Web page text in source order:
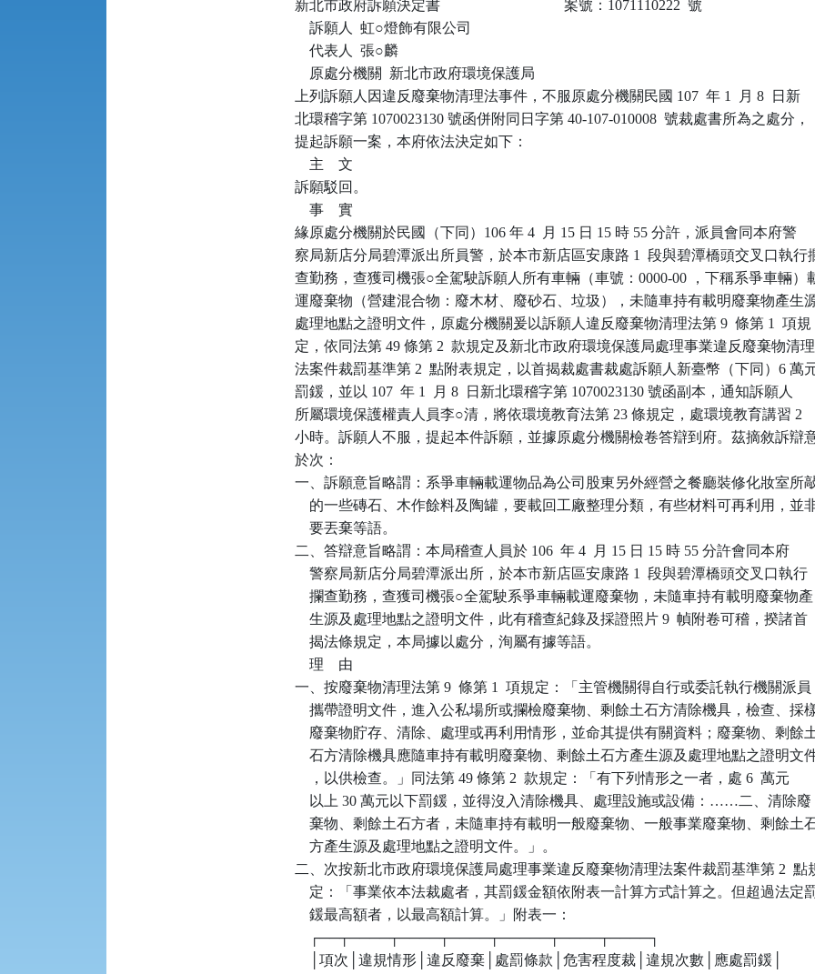
新北市政府訴願決定書                                  案號：1071110222  號
    訴願人  虹○燈飾有限公司
    代表人  張○麟
    原處分機關  新北市政府環境保護局
上列訴願人因違反廢棄物清理法事件，不服原處分機關民國 107  年 1  月 8  日新
北環稽字第 1070023130 號函併附同日字第 40-107-010008  號裁處書所為之處分，
提起訴願一案，本府依法決定如下：
    主    文
訴願駁回。
    事    實
緣原處分機關於民國（下同）106 年 4  月 15 日 15 時 55 分許，派員會同本府警
察局新店分局碧潭派出所員警，於本市新店區安康路 1  段與碧潭橋頭交叉口執行
查勤務，查獲司機張○全駕駛訴願人所有車輛（車號：0000-00 ，下稱系爭車輛）
運廢棄物（營建混合物：廢木材、廢砂石、垃圾），未隨車持有載明廢棄物產生
處理地點之證明文件，原處分機關爰以訴願人違反廢棄物清理法第 9  條第 1  項規
定，依同法第 49 條第 2  款規定及新北市政府環境保護局處理事業違反廢棄物清理
法案件裁罰基準第 2  點附表規定，以首揭裁處書裁處訴願人新臺幣（下同）6 萬
罰鍰，並以 107  年 1  月 8  日新北環稽字第 1070023130 號函副本，通知訴願人
所屬環境保護權責人員李○清，將依環境教育法第 23 條規定，處環境教育講習 2
小時。訴願人不服，提起本件訴願，並據原處分機關檢卷答辯到府。茲摘敘訴辯
於次：
一、訴願意旨略謂：系爭車輛載運物品為公司股東另外經營之餐廳裝修化妝室所
的一些磚石、木作餘料及陶罐，要載回工廠整理分類，有些材料可再利用，並
    要丟棄等語。
二、答辯意旨略謂：本局稽查人員於 106  年 4  月 15 日 15 時 55 分許會同本府
    警察局新店分局碧潭派出所，於本市新店區安康路 1  段與碧潭橋頭交叉口執行
    攔查勤務，查獲司機張○全駕駛系爭車輛載運廢棄物，未隨車持有載明廢棄物產
    生源及處理地點之證明文件，此有稽查紀錄及採證照片 9  幀附卷可稽，揆諸首
    揭法條規定，本局據以處分，洵屬有據等語。
    理    由
一、按廢棄物清理法第 9  條第 1  項規定：「主管機關得自行或委託執行機關派員
攜帶證明文件，進入公私場所或攔檢廢棄物、剩餘土石方清除機具，檢查、採
廢棄物貯存、清除、處理或再利用情形，並命其提供有關資料；廢棄物、剩餘
石方清除機具應隨車持有載明廢棄物、剩餘土石方產生源及處理地點之證明文
    ，以供檢查。」同法第 49 條第 2  款規定：「有下列情形之一者，處 6  萬元
    以上 30 萬元以下罰鍰，並得沒入清除機具、處理設施或設備：……二、清除廢
棄物、剩餘土石方者，未隨車持有載明一般廢棄物、一般事業廢棄物、剩餘土
    方產生源及處理地點之證明文件。」。
二、次按新北市政府環境保護局處理事業違反廢棄物清理法案件裁罰基準第 2  點
定：「事業依本法裁處者，其罰鍰金額依附表一計算方式計算之。但超過法定
    鍰最高額者，以最高額計算。」附表一：
    ┌──┬────┬────┬────┬─────┬────┬────┐
    │項次│違規情形│違反廢棄│處罰條款│危害程度裁│違規次數│應處罰鍰│